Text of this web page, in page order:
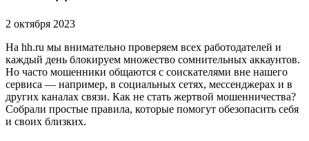
2 октября 2023
На hh.ru мы внимательно проверяем всех работодателей и
каждый день блокируем множество сомнительных аккаунтов.
Но часто мошенники общаются с соискателями вне нашего
сервиса — например, в социальных сетях, мессенджерах и в
других каналах связи. Как не стать жертвой мошенничества?
Собрали простые правила, которые помогут обезопасить себя
и своих близких.